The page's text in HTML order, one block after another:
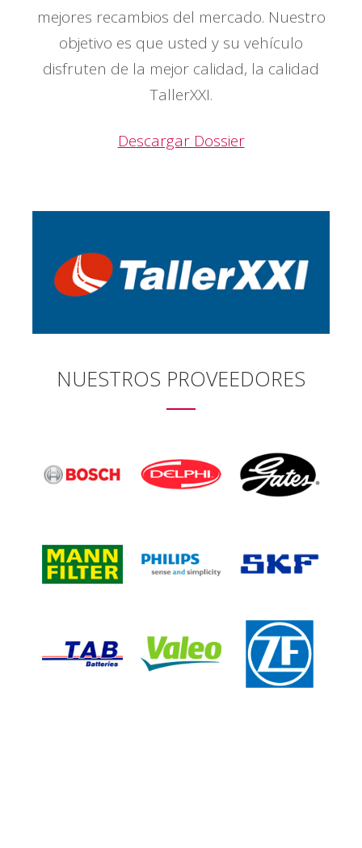
mejores recambios del mercado. Nuestro
objetivo es que usted y su vehículo
disfruten de la mejor calidad, la calidad
TallerXXI.
Descargar Dossier
NUESTROS PROVEEDORES